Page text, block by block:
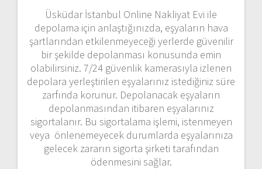
Üsküdar İstanbul Online Nakliyat Evi ile
depolama için anlaştığınızda, eşyaların hava
şartlarından etkilenmeyeceği yerlerde güvenilir
bir şekilde depolanması konusunda emin
olabilirsiniz. 7/24 güvenlik kamerasıyla izlenen
depolara yerleştirilen eşyalarınız istediğiniz süre
zarfında korunur. Depolanacak eşyaların
depolanmasından itibaren eşyalarınız
sigortalanır. Bu sigortalama işlemi, istenmeyen
veya önlenemeyecek durumlarda eşyalarınıza
gelecek zararın sigorta şirketi tarafından
ödenmesini sağlar.